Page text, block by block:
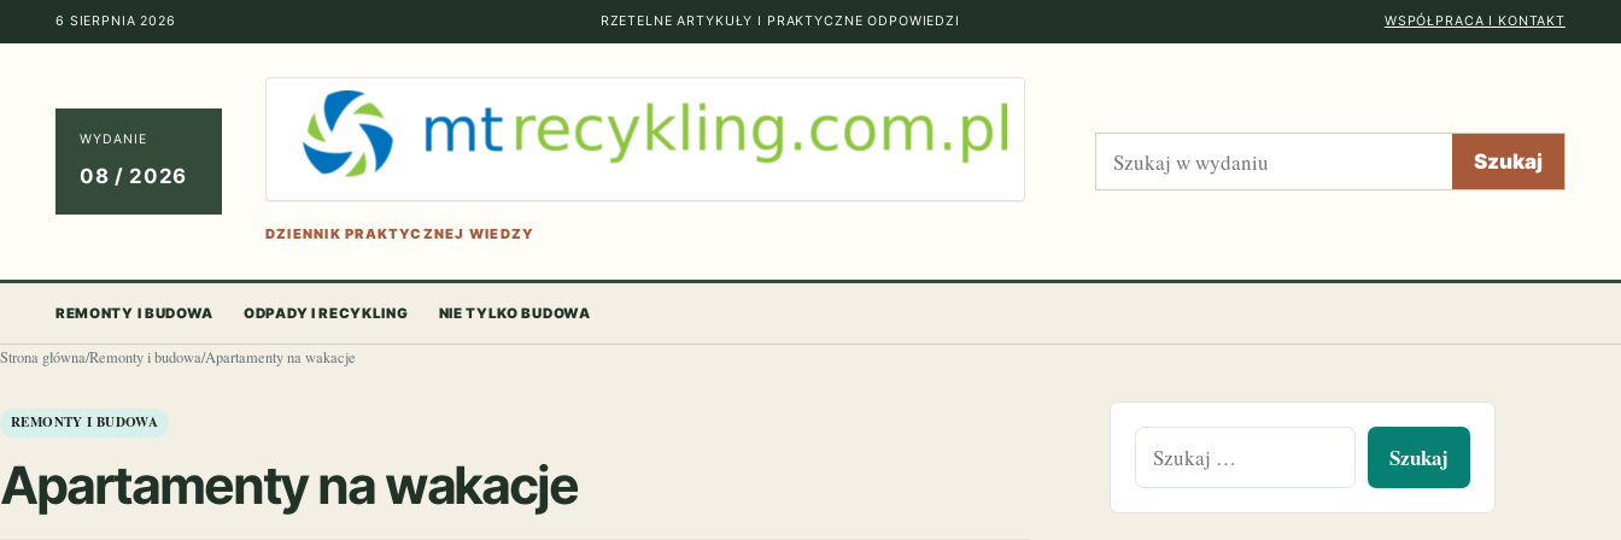
6 SIERPNIA 2026 RZETELNE ARTYKUŁY I PRAKTYCZNE ODPOWIEDZI WSPÓŁPRACA I KONTAKT
WYDANIE
08 / 2026
DZIENNIK PRAKTYCZNEJ WIEDZY
Szukaj Szukaj
REMONTY I BUDOWA ODPADY I RECYKLING NIE TYLKO BUDOWA
Strona główna/Remonty i budowa/Apartamenty na wakacje
REMONTY I BUDOWA
Apartamenty na wakacje